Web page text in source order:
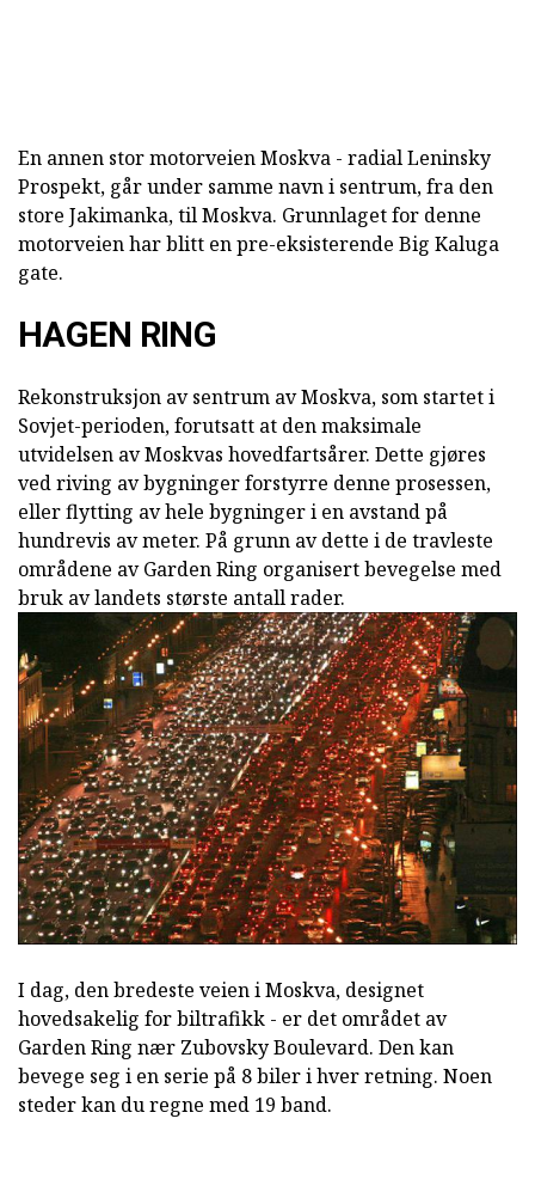
En annen stor motorveien Moskva - radial Leninsky
Prospekt, går under samme navn i sentrum, fra den
store Jakimanka, til Moskva. Grunnlaget for denne
motorveien har blitt en pre-eksisterende Big Kaluga
gate.
HAGEN RING
Rekonstruksjon av sentrum av Moskva, som startet i
Sovjet-perioden, forutsatt at den maksimale
utvidelsen av Moskvas hovedfartsårer. Dette gjøres
ved riving av bygninger forstyrre denne prosessen,
eller flytting av hele bygninger i en avstand på
hundrevis av meter. På grunn av dette i de travleste
områdene av Garden Ring organisert bevegelse med
bruk av landets største antall rader.
I dag, den bredeste veien i Moskva, designet
hovedsakelig for biltrafikk - er det området av
Garden Ring nær Zubovsky Boulevard. Den kan
bevege seg i en serie på 8 biler i hver retning. Noen
steder kan du regne med 19 band.